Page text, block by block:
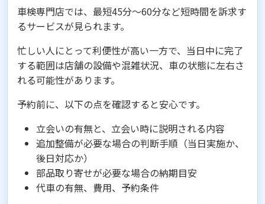
車検専門店では、最短45分〜60分など短時間を訴求す
るサービスが見られます。
忙しい人にとって利便性が高い一方で、当日中に完了
する範囲は店舗の設備や混雑状況、車の状態に左右さ
れる可能性があります。
予約前に、以下の点を確認すると安心です。
立会いの有無と、立会い時に説明される内容
追加整備が必要な場合の判断手順（当日実施か、
後日対応か）
部品取り寄せが必要な場合の納期目安
代車の有無、費用、予約条件